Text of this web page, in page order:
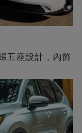
五座設計，內飾